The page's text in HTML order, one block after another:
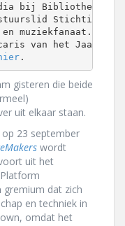
bij
Stichting
en muziekfanaat.
van het Jaar
.
gisteren die beide
uit elkaar staan.
23 september
wordt
uit het
gremium dat zich
en techniek in
omdat het